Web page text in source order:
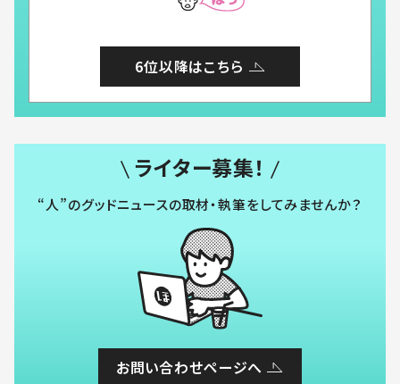
6位以降はこちら
ライター募集！
“人”のグッドニュースの取材・執筆をしてみませんか？
お問い合わせページへ